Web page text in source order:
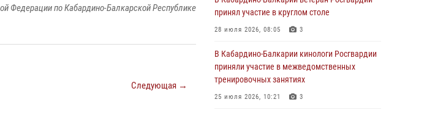
Федерации по Кабардино-Балкарской Республике
Следующая →
национальной гвардии Российской
В Росгвардии вспоминают российских
воинов, погибших в Первой мировой войне
принял участие в круглом столе
28 июля 2026, 08:05 3
В Кабардино-Балкарии кинологи Росгвардии
приняли участие в межведомственных
тренировочных занятиях
25 июля 2026, 10:21 3